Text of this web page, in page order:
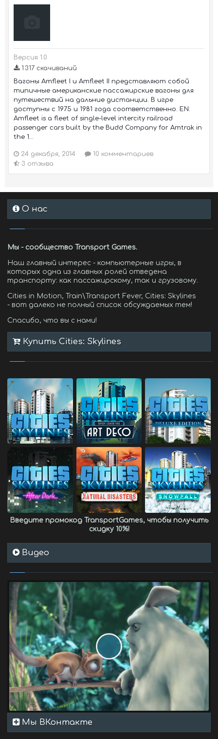
Версия 1.0
1 317 скачиваний
Вагоны Amfleet I и Amfleet II представляют собой
типичные американские пассажирские вагоны для
путешествий на дальние дистанции. В игре
доступны с 1975 и 1981 года соответственно. EN:
Amfleet is a fleet of single-level intercity railroad
passenger cars built by the Budd Company for Amtrak in
the 1...
24 декабря, 2014
10 комментариев
3 отзыва
О нас
Мы - сообщество Transport Games.
Наш главный интерес - компьютерные игры, в
которых одна из главных ролей отведена
транспорту: как пассажирскому, так и грузовому.
Cities in Motion, Train\Transport Fever, Cities: Skylines
- вот далеко не полный список обсуждаемых тем!
Спасибо, что вы с нами!
Купить Cities: Skylines
Введите промокод TransportGames, чтобы получить
скидку 10%!
Видео
Мы ВКонтакте